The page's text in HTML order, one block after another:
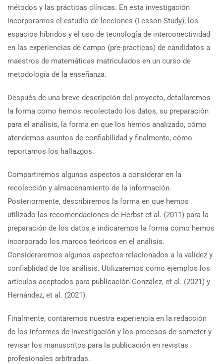
métodos y las prácticas clínicas. En esta investigación
incorporamos el estudio de lecciones (Lesson Study), los
espacios híbridos y el uso de tecnología de interconectividad
en las experiencias de campo (pre-practicas) de candidatos a
maestros de matemáticas matriculados en un curso de
metodología de la enseñanza.
Después de una breve descripción del proyecto, detallaremos
la forma como hemos recolectado los datos, su preparación
para el análisis, la forma en que los hemos analizado, cómo
atendemos asuntos de confiabilidad y finalmente, cómo
reportamos los hallazgos.
Compartiremos algunos aspectos a considerar en la
recolección y almacenamiento de la información.
Posteriormente, describiremos la forma en que hemos
utilizado las recomendaciones de Herbst et al. (2011) para la
preparación de los datos e indicaremos la forma como hemos
incorporado los marcos teóricos en el análisis.
Consideraremos algunos aspectos relacionados a la validez y
confiablidad de los análisis. Utilizaremos como ejemplos los
artículos aceptados para publicación González, et al. (2021) y
Hernández, et al. (2021).
Finalmente, contaremos nuestra experiencia en la redacción
de los informes de investigación y los procesos de someter y
revisar los manuscritos para la publicación en revistas
profesionales arbitradas.